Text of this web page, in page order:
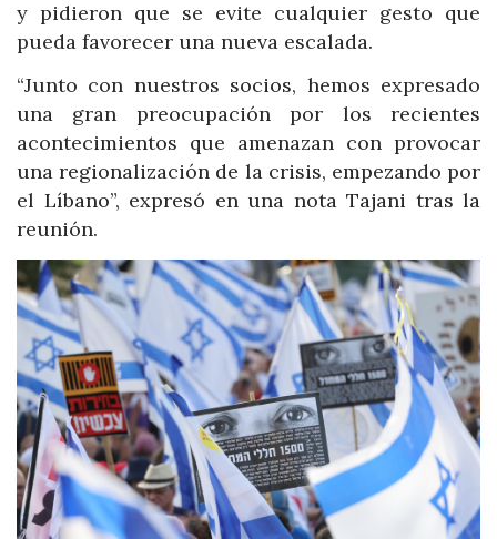
y pidieron que se evite cualquier gesto que
pueda favorecer una nueva escalada.
“Junto con nuestros socios, hemos expresado
una gran preocupación por los recientes
acontecimientos que amenazan con provocar
una regionalización de la crisis, empezando por
el Líbano”, expresó en una nota Tajani tras la
reunión.